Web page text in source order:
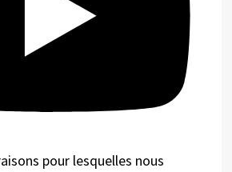
pour lesquelles nous